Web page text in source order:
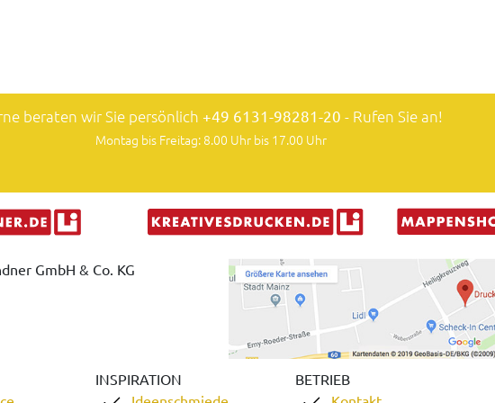
beraten wir Sie persönlich +49 6131-98281-20 - Rufen Sie an!
Montag bis Freitag: 8.00 Uhr bis 17.00 Uhr
GmbH & Co. KG
INSPIRATION
BETRIEB